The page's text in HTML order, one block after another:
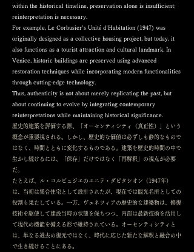
within the historical timeline, preservation alone is insufficient;
reinterpretation is necessary.
For example, Le Corbusier’s Unité d’Habitation (1947) was
originally designed as a collective housing project, but today, it
also functions as a tourist attraction and cultural landmark. In
Venice, historic buildings are preserved using advanced
restoration techniques while incorporating modern functionalities
through cutting-edge technology.
Thus, authenticity is not about merely replicating the past, but
about continuing to evolve by integrating contemporary
reinterpretations while maintaining historical significance.
歴史的建築を評価する際、「オーセンティシティ（真正性）」という
概念が重要視される。しかし、歴史的な価値は必ずしも静的なもので
はなく、時間とともに変化するものである。建築を歴史的時間の中で
生かし続けるには、「保存」だけではなく「再解釈」の視点が必要
だ。
たとえば、ル・コルビュジエのユニテ・ダビタシオン（1947年）
は、当初は集合住宅として設計されたが、現在では観光名所としての
役割も果たしている。一方、ヴェネツィアの歴史的な建築物は、修復
技術を駆使して建設当時の状態を保ちつつ、内部は最新技術を活用し
て現代の機能を備える形で維持されている。オーセンティシティと
は、単なる過去の復元ではなく、時代に応じた新たな解釈と融合の中
で生き続けることにある。